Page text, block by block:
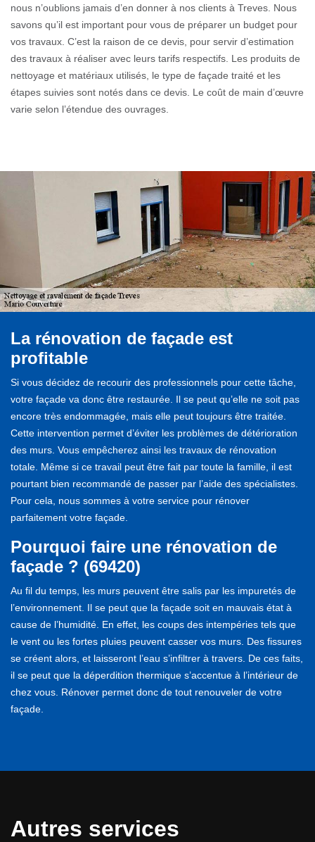
nous n’oublions jamais d’en donner à nos clients à Treves. Nous
savons qu’il est important pour vous de préparer un budget pour
vos travaux. C’est la raison de ce devis, pour servir d’estimation
des travaux à réaliser avec leurs tarifs respectifs. Les produits de
nettoyage et matériaux utilisés, le type de façade traité et les
étapes suivies sont notés dans ce devis. Le coût de main d’œuvre
varie selon l’étendue des ouvrages.
La rénovation de façade est
profitable
Si vous décidez de recourir des professionnels pour cette tâche,
votre façade va donc être restaurée. Il se peut qu’elle ne soit pas
encore très endommagée, mais elle peut toujours être traitée.
Cette intervention permet d’éviter les problèmes de détérioration
des murs. Vous empêcherez ainsi les travaux de rénovation
totale. Même si ce travail peut être fait par toute la famille, il est
pourtant bien recommandé de passer par l’aide des spécialistes.
Pour cela, nous sommes à votre service pour rénover
parfaitement votre façade.
Pourquoi faire une rénovation de
façade ? (69420)
Au fil du temps, les murs peuvent être salis par les impuretés de
l’environnement. Il se peut que la façade soit en mauvais état à
cause de l’humidité. En effet, les coups des intempéries tels que
le vent ou les fortes pluies peuvent casser vos murs. Des fissures
se créent alors, et laisseront l’eau s’infiltrer à travers. De ces faits,
il se peut que la déperdition thermique s’accentue à l’intérieur de
chez vous. Rénover permet donc de tout renouveler de votre
façade.
Autres services